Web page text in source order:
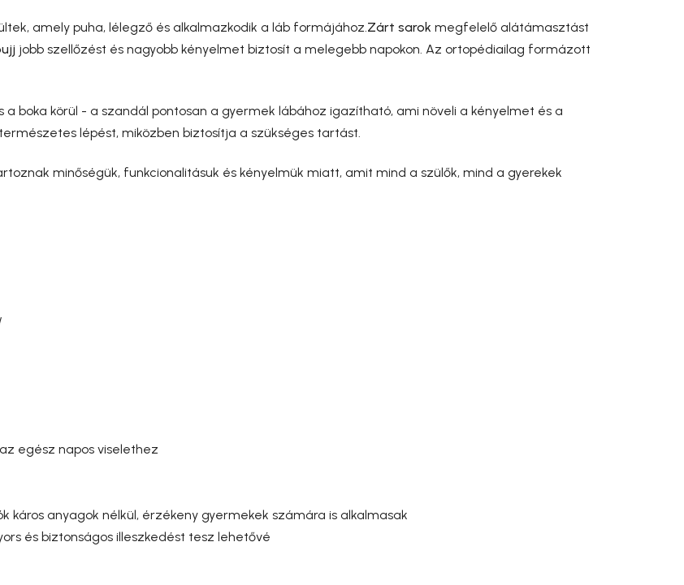
amely puha, lélegző és alkalmazkodik a láb formájához. Zárt sarok megfelelő alátámasztást
jobb szellőzést és nagyobb kényelmet biztosít a melegebb napokon. Az ortopédiailag formázott
boka körül - a szandál pontosan a gyermek lábához igazítható, ami növeli a kényelmet és a
lépést, miközben biztosítja a szükséges tartást.
minőségük, funkcionalitásuk és kényelmük miatt, amit mind a szülők, mind a gyerekek
egész napos viselethez
káros anyagok nélkül, érzékeny gyermekek számára is alkalmasak
és biztonságos illeszkedést tesz lehetővé